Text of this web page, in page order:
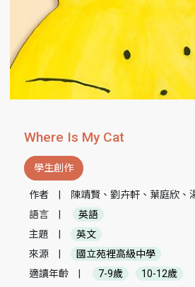
Where Is My Cat
學生創作
作者
陳靖賢、劉卉軒、葉庭欣、
語言
英語
主題
英文
來源
國立苑裡高級中學
適讀年齡
7-9歲
10-12歲